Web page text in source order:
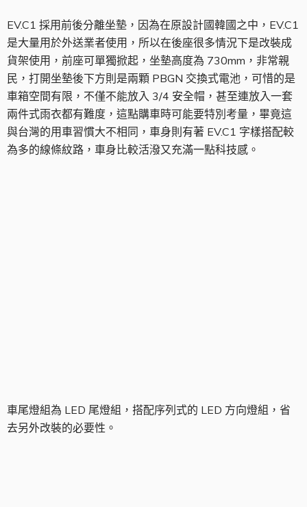
EV.C1 採用前後分離坐墊，因為在原設計國韓國之中，EV.C1
是大量用於外送業者使用，所以在後座很多情況下是改裝成
貨架使用，前座可單獨掀起，坐墊高度為 730mm，非常親
民，打開坐墊後下方則是兩顆 PBGN 交換式電池，可惜的是
車箱空間有限，不僅不能放入 3/4 安全帽，甚至連放入一套
兩件式雨衣都有難度，這點購車時可能要特別考量，畢竟這
與台灣的用車習慣大不相同，車身則有著 EV.C1 字樣搭配較
為多的線條紋路，車身比較活潑又充滿一點科技感。
車尾燈組為 LED 尾燈組，搭配序列式的 LED 方向燈組，省
去另外改裝的必要性。